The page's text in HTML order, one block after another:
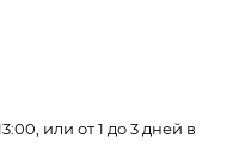
или от 1 до 3 дней в